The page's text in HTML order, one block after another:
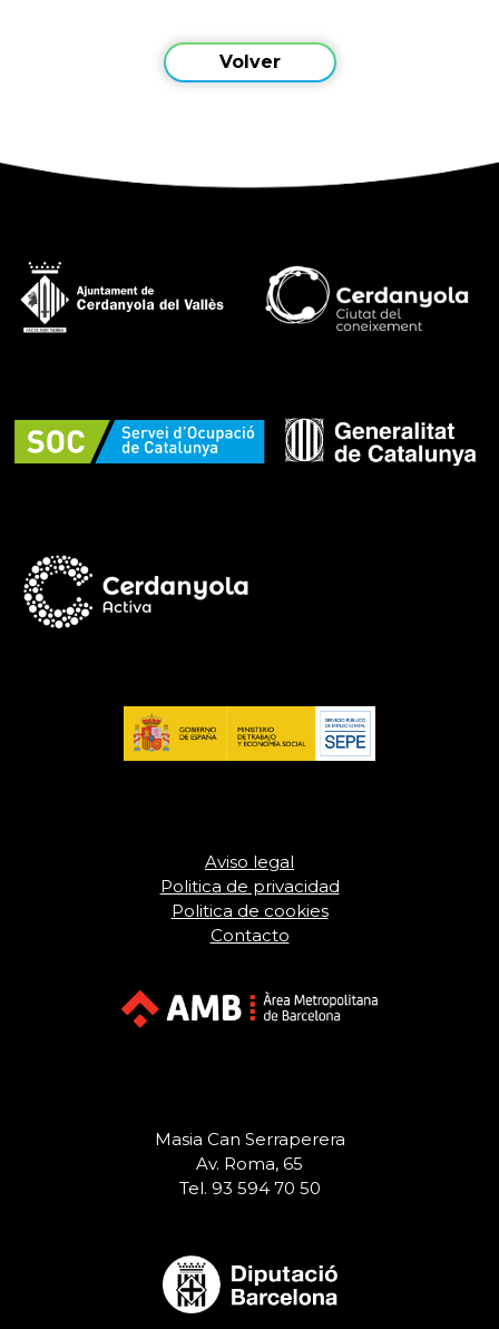
Volver
Aviso legal
Politica de privacidad
Politica de cookies
Contacto
Masia Can Serraperera
Av. Roma, 65
Tel. 93 594 70 50